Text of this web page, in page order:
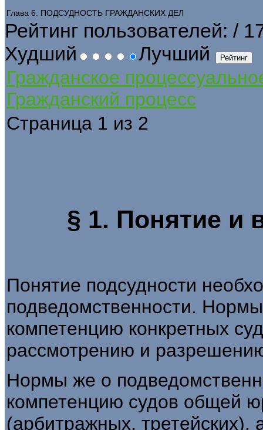
Глава 6. ПОДСУДНОСТЬ ГРАЖДАНСКИХ ДЕЛ
Рейтинг пользователей: /
Худший
Лучший
Гражданское
Гражданский процесс
Страница 1 из 2
§ 1. Понятие и
Понятие подсудности
подведомственности.
компетенцию конкретных
рассмотрению и
Нормы же о
компетенцию судов общей
(арбитражных, третейских),